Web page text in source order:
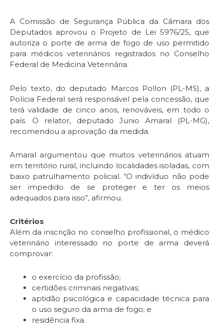
A Comissão de Segurança Pública da Câmara dos
Deputados aprovou o Projeto de Lei 5976/25, que
autoriza o porte de arma de fogo de uso permitido
para médicos veterinários registrados no Conselho
Federal de Medicina Veterinária.
Pelo texto, do deputado Marcos Pollon (PL-MS), a
Polícia Federal será responsável pela concessão, que
terá validade de cinco anos, renováveis, em todo o
país. O relator, deputado Junio Amaral (PL-MG),
recomendou a aprovação da medida.
Amaral argumentou que muitos veterinários atuam
em território rural, incluindo localidades isoladas, com
baixo patrulhamento policial. “O indivíduo não pode
ser impedido de se proteger e ter os meios
adequados para isso”, afirmou.
Critérios
Além da inscrição no conselho profissional, o médico
veterinário interessado no porte de arma deverá
comprovar:
o exercício da profissão;
certidões criminais negativas;
aptidão psicológica e capacidade técnica para
o uso seguro da arma de fogo; e
residência fixa.